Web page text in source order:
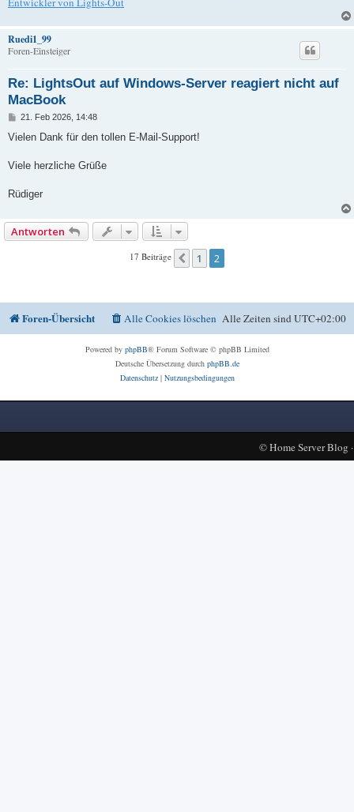
Ruedi1_99
Foren-Einsteiger
Re: LightsOut auf Windows-Server reagiert nicht auf
MacBook
B
i
a
21. Feb 2026, 14:48
Vielen Dank für den tollen E-Mail-Support!
Viele herzliche Grüße
Rüdiger
Antworten
17 Beiträge Vorherige
1 2
Foren-Übersicht Alle Zeiten sindUTC+02:00
Alle Cookies löschen
Powered by phpBB® Forum Software © phpBB Limited
Deutsche Übersetzung durch phpBB.de
Datenschutz| Nutzungsbedingungen
©Home Server Blog